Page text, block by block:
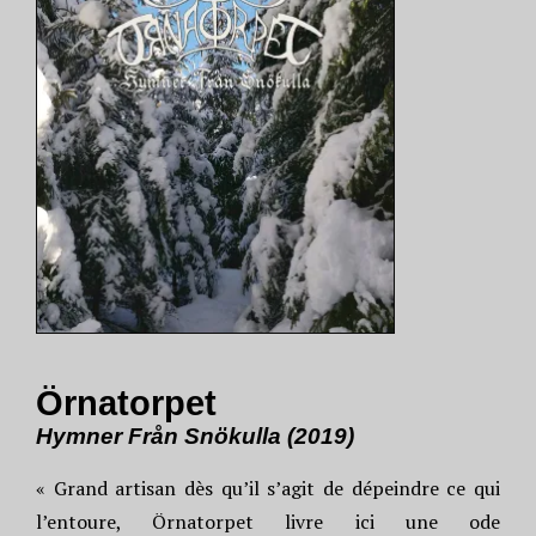
Örnatorpet
Hymner Från Snökulla (2019)
« Grand artisan dès qu’il s’agit de dépeindre ce qui
l’entoure, Örnatorpet livre ici une ode